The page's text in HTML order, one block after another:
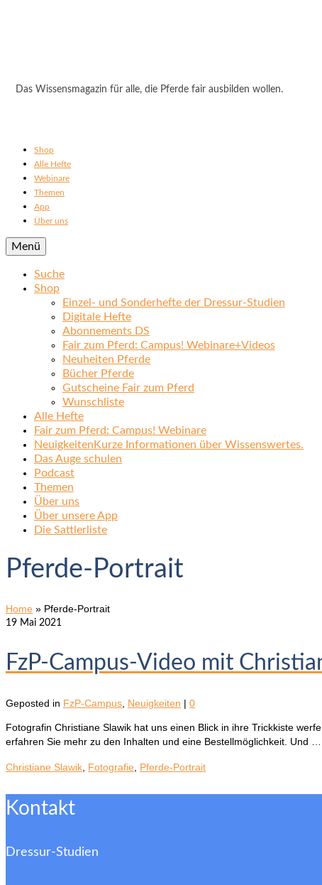
Das Wissensmagazin für alle, die Pferde fair ausbilden wollen.
Shop
Alle Hefte
Webinare
Themen
App
Über uns
Menü
Suche
Shop
Einzel- und Sonderhefte der Dressur-Studien
Digitale Hefte
Abonnements DS
Fair zum Pferd: Campus! Webinare+Videos
Neuheiten Pferde
Bücher Pferde
Gutscheine Fair zum Pferd
Wunschliste
Alle Hefte
Fair zum Pferd: Campus! Webinare
Neuigkeiten Kurze Informationen über Wissenswertes.
Das Auge schulen
Podcast
Themen
Über uns
Über unsere App
Die Sattlerliste
Pferde-Portrait
Home » Pferde-Portrait
19 Mai 2021
FzP-Campus-Video mit
Geposted in FzP-Campus Neuigkeiten | 0
Fotografin Christiane Slawik hat uns einen Blick in ihre Trickkiste
erfahren Sie mehr zu den Inhalten und eine Bestellmöglichkeit. Und …
Christiane Slawik Fotografie Pferde-Portrait
Kontakt
Dressur-Studien